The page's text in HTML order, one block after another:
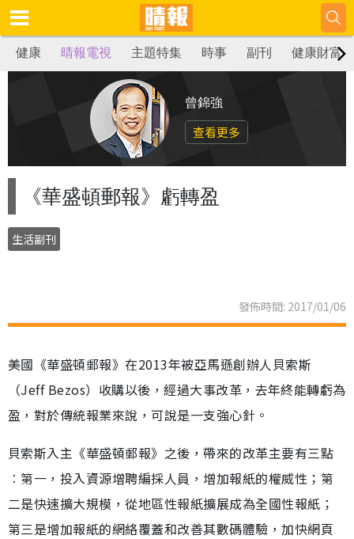
健康 晴報電視 主題特集 時事 副刊 健康財富
曾錦強
查看更多
《華盛頓郵報》虧轉盈
生活副刊
發佈時間: 2017/01/06
美國《華盛頓郵報》在2013年被亞馬遜創辦人貝索斯
（Jeff Bezos）收購以後，經過大事改革，去年終能轉虧為
盈，對於傳統報業來說，可說是一支強心針。
貝索斯入主《華盛頓郵報》之後，帶來的改革主要有三點
︰第一，投入資源增聘編採人員，增加報紙的權威性；第
二是快速擴大規模，從地區性報紙擴展成為全國性報紙；
第三是增加報紙的網絡覆蓋和改善其數碼體驗，加快網頁